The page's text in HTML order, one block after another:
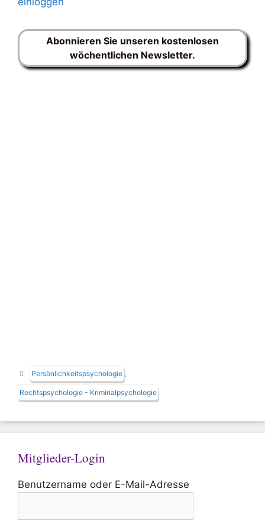
Abonnieren Sie unseren kostenlosen
wöchentlichen Newsletter.
Schlagwörter
Persönlichkeitspsychologie
Rechtspsychologie - Kriminalpsychologie
Mitglieder-Login
Benutzername oder E-Mail-Adresse